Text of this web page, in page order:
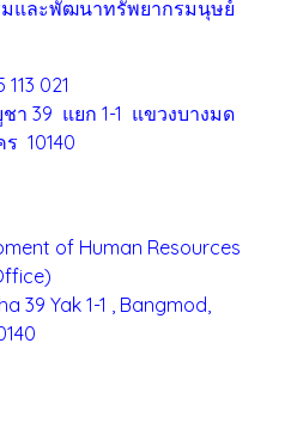
มและพัฒนาทรัพยากรมนุษย์
021
า 39 แยก 1-1 แขวงบางมด
10140
of Human Resources
39 Yak 1-1 , Bangmod,